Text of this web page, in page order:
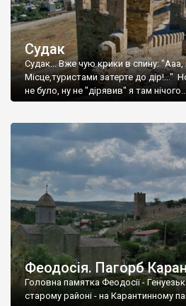
Судак
Судак... Вже чую крики в спину:
Місце,туристами затерте до дір!..."
не було, ну не "дірявив" я там
Феодосія. Пагорб
Головна памятка Феодосії -
старому районі - на Карантинному